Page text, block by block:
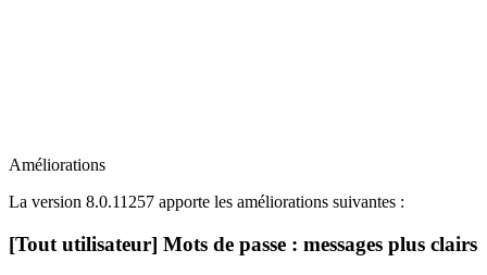
Améliorations
La version 8.0.11257 apporte les améliorations suivantes :
[Tout utilisateur] Mots de passe : messages plus clairs